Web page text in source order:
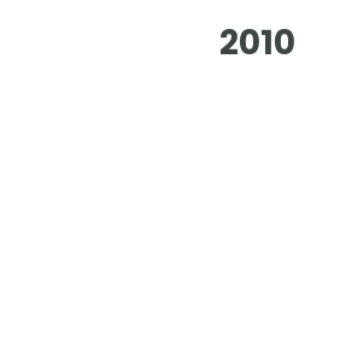
2010